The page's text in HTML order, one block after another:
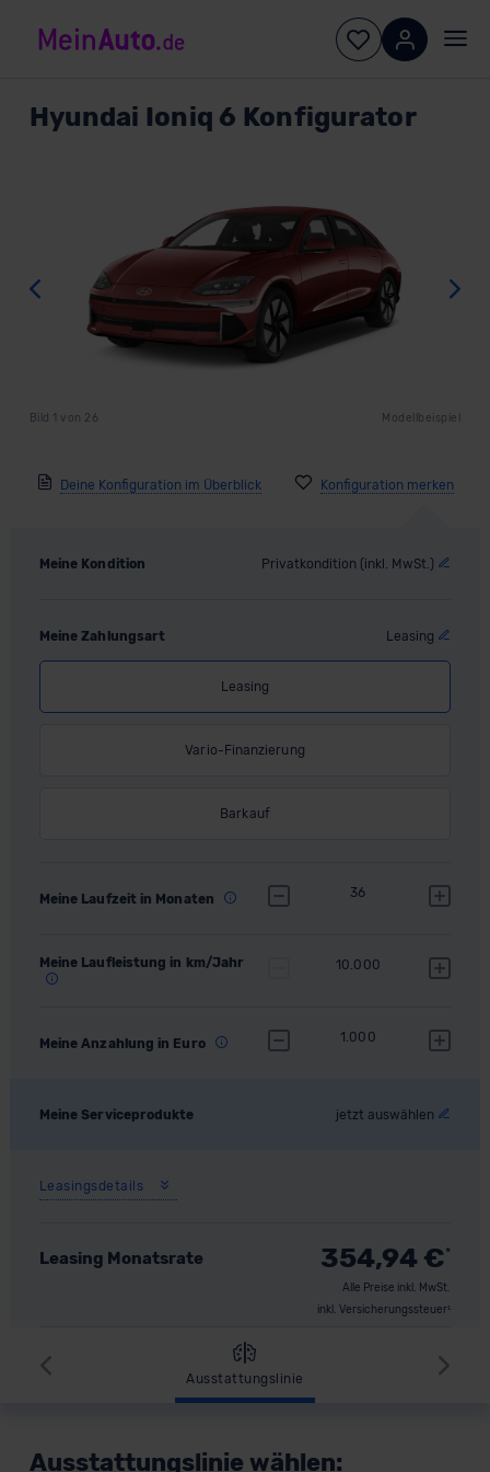
Hyundai Ioniq 6 Konfigurator
Zurück
Bild 1 von 26 Modellbeispiel
Deine Konfiguration im Überblick
Meine Kondition Privatkondition (inkl. MwSt.)
Meine Zahlungsart Leasing
Leasing
Vario-Finanzierung
Barkauf
Meine Laufzeit in Monaten 36
Meine Laufleistung in km/Jahr 10.000
Meine Anzahlung in Euro 1.000
Meine Serviceprodukte jetzt auswählen
Leasingsdetails
Leasing Monatsrate 354,94 €*
Alle Preise inkl. MwSt.
inkl. Versicherungssteuer¹
Ausstattungslinie
Ausstattungslinie wählen: